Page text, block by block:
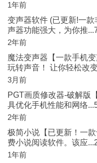
1年前
变声器软件 (已更新!一
声器功能强大，为你推
2年前
魔法变声器【一款手机
玩转声音！ 让你轻松改
3月前
PGT画质修改器-破解版
具优化手机性能和网络
2年前
极简小说【已更新！一
费小说阅读软件。该应
1年前